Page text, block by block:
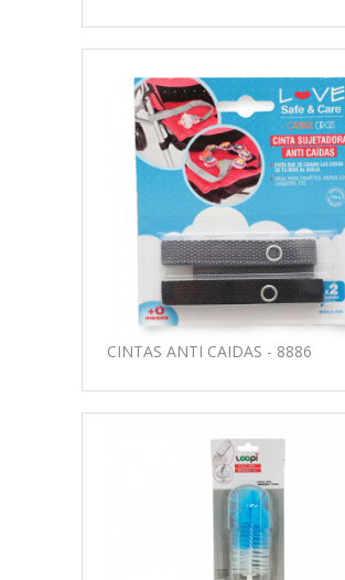
CINTAS ANTI CAIDAS - 8886